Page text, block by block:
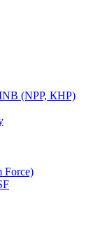
(NPP, КНР)
Force)